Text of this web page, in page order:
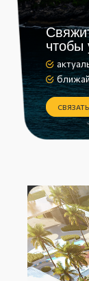
чтобы
СВЯЗАТЬСЯ